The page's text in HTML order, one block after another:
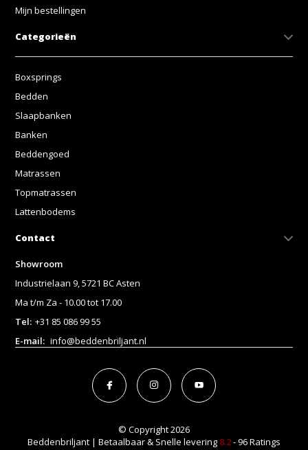
Mijn bestellingen
Categorieën
Boxsprings
Bedden
Slaapbanken
Banken
Beddengoed
Matrassen
Topmatrassen
Lattenbodems
Contact
Showroom
Industrielaan 9, 5721 BC Asten
Ma t/m Za - 10.00 tot 17.00
Tel: +31 85 086 99 55
E-mail: info@beddenbriljant.nl
© Copyright 2026
Beddenbriljant | Betaalbaar & Snelle levering 8.2- 96 Ratings